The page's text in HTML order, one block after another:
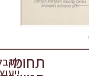
תחומי
ייעוץ